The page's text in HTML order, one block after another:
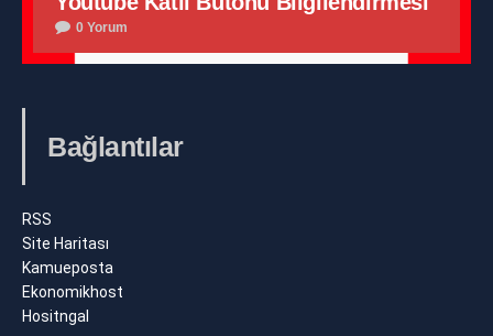
0 Yorum
Bağlantılar
RSS
Site Haritası
Kamueposta
Ekonomikhost
Hositngal